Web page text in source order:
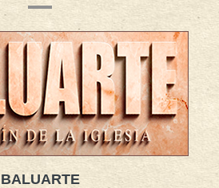
BALUARTE